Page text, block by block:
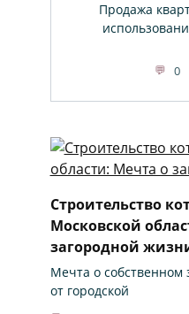
Продажа
0
Строительство
Московской
загородной
Мечта о собственном
от городской